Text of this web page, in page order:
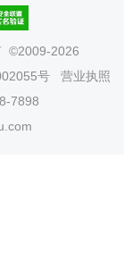
©2009-2026
号
营业执照
7898